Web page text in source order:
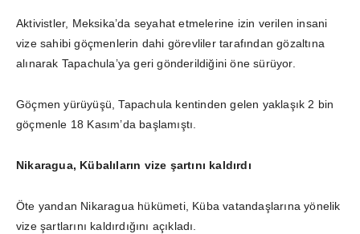
Aktivistler, Meksika’da seyahat etmelerine izin verilen insani
vize sahibi göçmenlerin dahi görevliler tarafından gözaltına
alınarak Tapachula’ya geri gönderildiğini öne sürüyor.
Göçmen yürüyüşü, Tapachula kentinden gelen yaklaşık 2 bin
göçmenle 18 Kasım’da başlamıştı.
Nikaragua, Kübalıların vize şartını kaldırdı
Öte yandan Nikaragua hükümeti, Küba vatandaşlarına yönelik
vize şartlarını kaldırdığını açıkladı.